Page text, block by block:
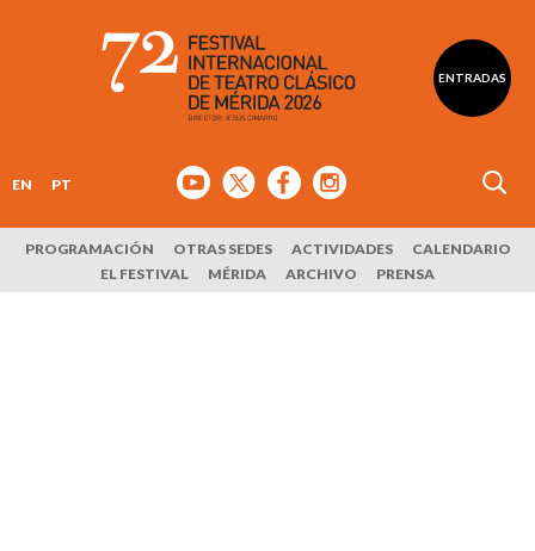
ENTRADAS
EN PT
PROGRAMACIÓN OTRAS SEDES ACTIVIDADES
CALENDARIO
EL FESTIVAL
MÉRIDA ARCHIVO PRENSA